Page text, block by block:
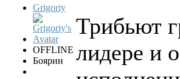
Grigoriy
OFFLINE
Боярин
Трибьют
лидере и